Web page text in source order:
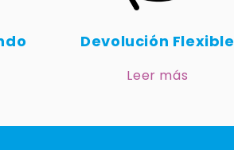
Devolución Flexible
Leer más